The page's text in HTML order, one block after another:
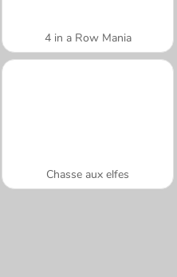
4 in a Row Mania
Chasse aux elfes